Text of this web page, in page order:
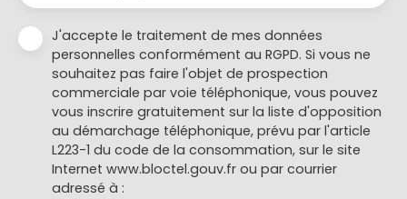
J'accepte le traitement de mes données
personnelles conformément au RGPD. Si vous ne
souhaitez pas faire l'objet de prospection
commerciale par voie téléphonique, vous pouvez
vous inscrire gratuitement sur la liste d'opposition
au démarchage téléphonique, prévu par l'article
L223-1 du code de la consommation, sur le site
Internet www.bloctel.gouv.fr ou par courrier
adressé à :